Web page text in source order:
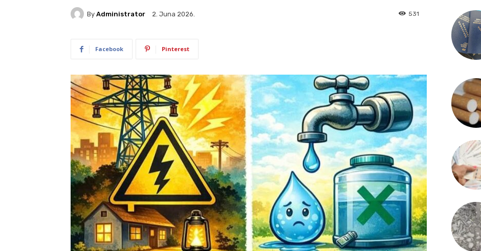
By Administrator 2. Juna 2026. 531
Facebook Pinterest